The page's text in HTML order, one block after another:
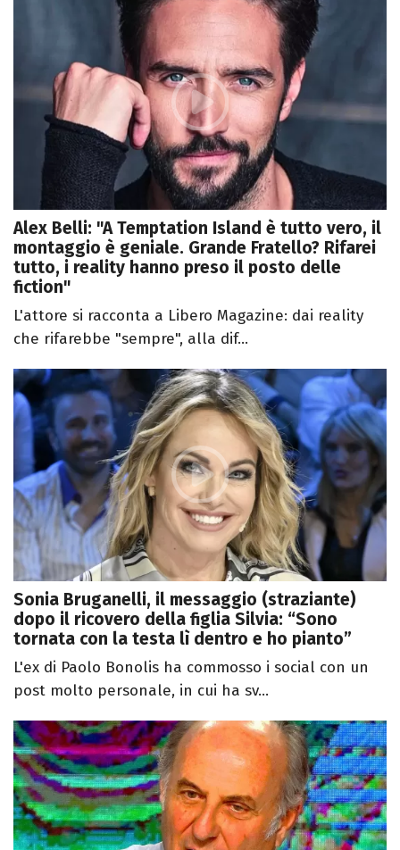
Alex Belli: "A Temptation Island è tutto vero, il
montaggio è geniale. Grande Fratello? Rifarei
tutto, i reality hanno preso il posto delle
fiction"
L'attore si racconta a Libero Magazine: dai reality
che rifarebbe "sempre", alla dif...
Sonia Bruganelli, il messaggio (straziante)
dopo il ricovero della figlia Silvia: “Sono
tornata con la testa lì dentro e ho pianto”
L'ex di Paolo Bonolis ha commosso i social con un
post molto personale, in cui ha sv...